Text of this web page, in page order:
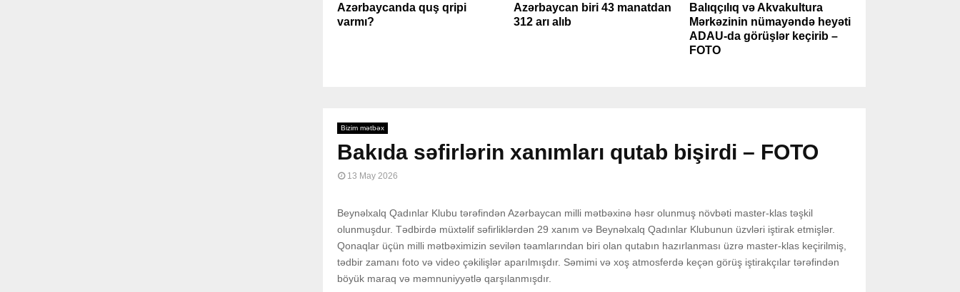
Azərbaycanda quş qripi
varmı?
Azərbaycan biri 43 manatdan
312 arı alıb
Balıqçılıq və Akvakultura
Mərkəzinin nümayəndə heyəti
ADAU-da görüşlər keçirib –
FOTO
Bizim mətbəx
Bakıda səfirlərin xanımları qutab bişirdi – FOTO
13 May 2026
Beynəlxalq Qadınlar Klubu tərəfindən Azərbaycan milli mətbəxinə həsr olunmuş növbəti master-klas təşkil
olunmuşdur. Tədbirdə müxtəlif səfirliklərdən 29 xanım və Beynəlxalq Qadınlar Klubunun üzvləri iştirak etmişlər.
Qonaqlar üçün milli mətbəximizin sevilən təamlarından biri olan qutabın hazırlanması üzrə master-klas keçirilmiş,
tədbir zamanı foto və video çəkilişlər aparılmışdır. Səmimi və xoş atmosferdə keçən görüş iştirakçılar tərəfindən
böyük maraq və məmnuniyyətlə qarşılanmışdır.